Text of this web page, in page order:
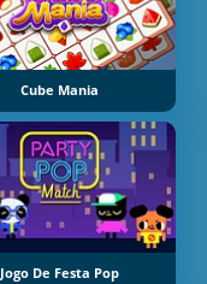
Cube Mania
Jogo De Festa Pop